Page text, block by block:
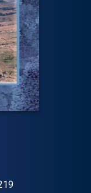
"ISBN-13